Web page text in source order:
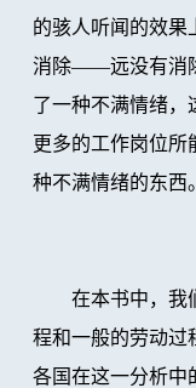
的骇人听闻的效果
消除——远没有消
了一种不满情绪，
更多的工作岗位所
种不满情绪的东西。
在本书中，我
程和一般的劳动过
各国在这一分析中